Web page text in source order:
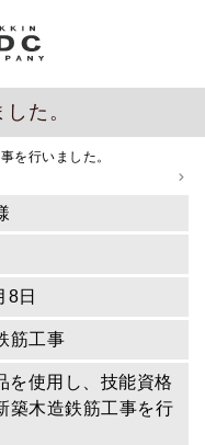
た。
を行いました。
8日
筋工事
を使用し、技能資格
築木造鉄筋工事を行